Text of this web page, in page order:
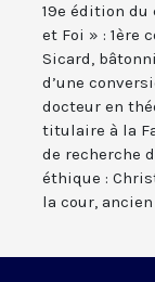
19e édition du
et Foi » : 1ère
Sicard,
d’une
docteur en
titulaire à la
de recherche
éthique :
la cour,